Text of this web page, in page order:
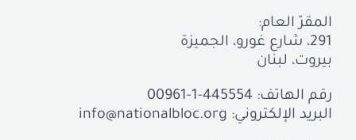
المقرّ العام:
291، شارع غورو، الجميزة
بيروت، لبنان
رقم الهاتف:00961-1-445554
البريد الإلكتروني: info@nationalbloc.org